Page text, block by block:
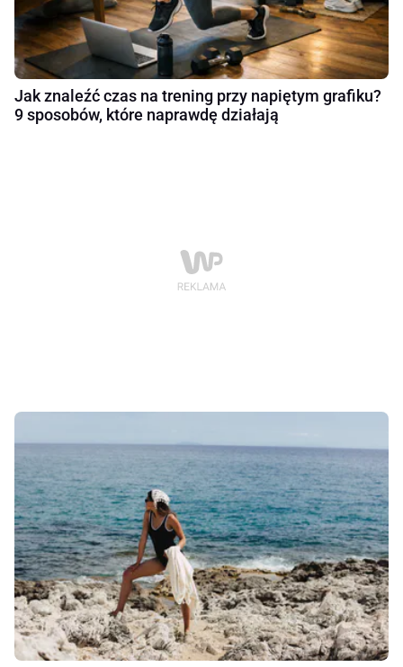
Jak znaleźć czas na trening przy napiętym grafiku?
9 sposobów, które naprawdę działają